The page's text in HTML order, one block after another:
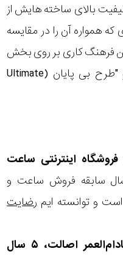
بالای ساخته هایش از
همواره آن را در مقایسه
فرهنگ کاری بر روی بخش
تبلیغاتی آن نیز تاثیر گذار بوده و "طرح بی پایان (Ultimate
اینترنتی ساعت
بیش از ۱۵ سال سابقه فروش ساعت و
رضایت
گارانتی مادام‌العمر اصالت، ۵ سال